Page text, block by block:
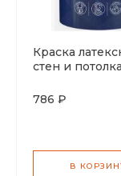
Краска
стен и потолка
786 ₽
В